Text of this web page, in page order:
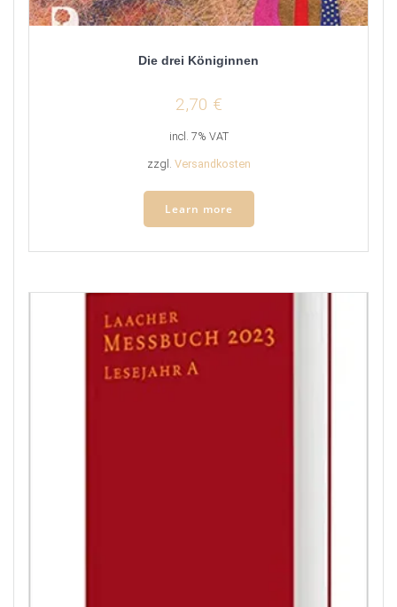
Die drei Königinnen
2,70 €
incl. 7% VAT
zzgl. Versandkosten
Learn more